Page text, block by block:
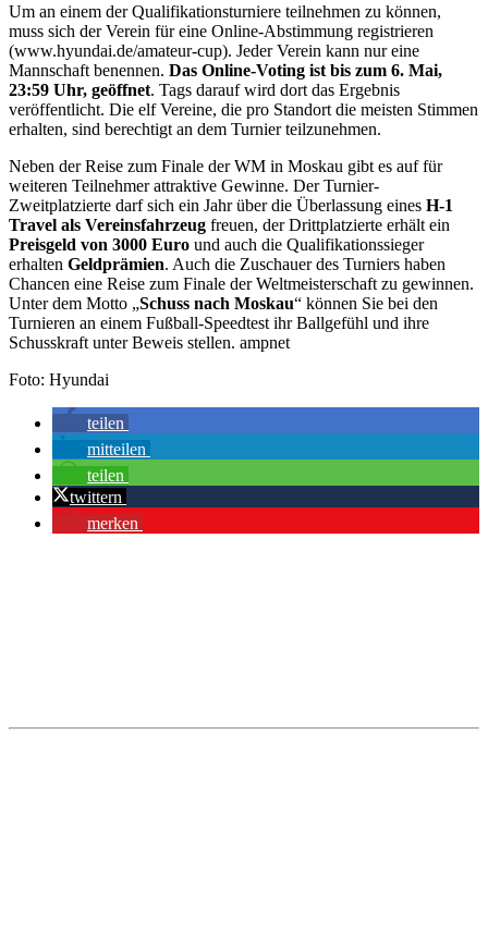
Um an einem der Qualifikationsturniere teilnehmen zu können,
muss sich der Verein für eine Online-Abstimmung registrieren
(www.hyundai.de/amateur-cup). Jeder Verein kann nur eine
Mannschaft benennen. Das Online-Voting ist bis zum 6. Mai,
23:59 Uhr, geöffnet. Tags darauf wird dort das Ergebnis
veröffentlicht. Die elf Vereine, die pro Standort die meisten Stimmen
erhalten, sind berechtigt an dem Turnier teilzunehmen.
Neben der Reise zum Finale der WM in Moskau gibt es auf für
weiteren Teilnehmer attraktive Gewinne. Der Turnier-
Zweitplatzierte darf sich ein Jahr über die Überlassung eines H-1
Travel als Vereinsfahrzeug freuen, der Drittplatzierte erhält ein
Preisgeld von 3000 Euro und auch die Qualifikationssieger
erhalten Geldprämien. Auch die Zuschauer des Turniers haben
Chancen eine Reise zum Finale der Weltmeisterschaft zu gewinnen.
Unter dem Motto „Schuss nach Moskau“ können Sie bei den
Turnieren an einem Fußball-Speedtest ihr Ballgefühl und ihre
Schusskraft unter Beweis stellen. ampnet
Foto: Hyundai
teilen
mitteilen
teilen
twittern
merken